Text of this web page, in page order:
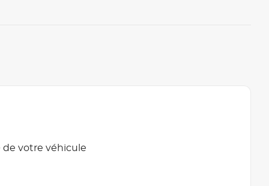
de votre véhicule